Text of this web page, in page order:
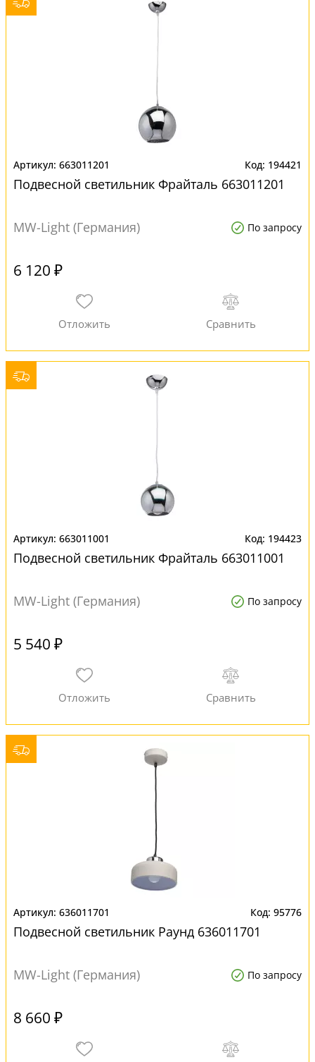
663011201 194421
Подвесной светильник Фрайталь 663011201
MW-Light (Германия) По запросу
6 120 ₽
663011001 194423
Подвесной светильник Фрайталь 663011001
MW-Light (Германия) По запросу
5 540 ₽
636011701 95776
Подвесной светильник Раунд 636011701
MW-Light (Германия) По запросу
8 660 ₽